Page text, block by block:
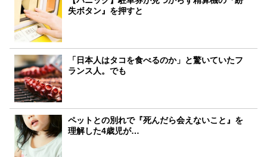
失ボタン』を押すと
「日本人はタコを食べるのか」と驚いていたフ
ランス人。でも
ペットとの別れで『死んだら会えないこと』を
理解した4歳児が…